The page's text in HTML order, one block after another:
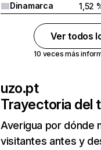
Dinamarca
1,52
Ver todos
10 veces más
uzo.pt
Trayectoria del
Averigua por dónde
visitantes antes y